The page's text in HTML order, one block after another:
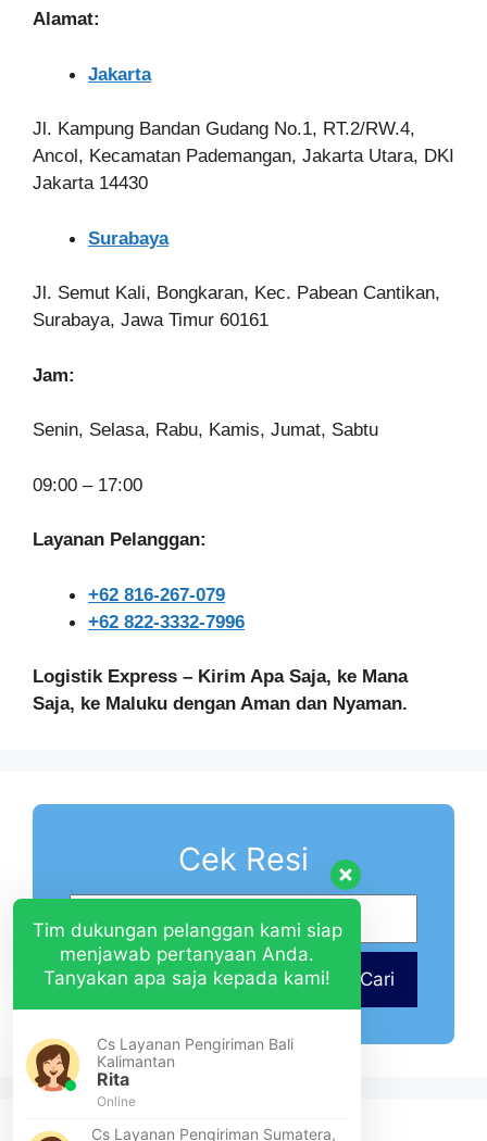
Alamat:
Jakarta
Jl. Kampung Bandan Gudang No.1, RT.2/RW.4,
Ancol, Kecamatan Pademangan, Jakarta Utara, DKI
Jakarta 14430
Surabaya
Jl. Semut Kali, Bongkaran, Kec. Pabean Cantikan,
Surabaya, Jawa Timur 60161
Jam:
Senin, Selasa, Rabu, Kamis, Jumat, Sabtu
09:00 – 17:00
Layanan Pelanggan:
+62 816-267-079
+62 822-3332-7996
Logistik Express – Kirim Apa Saja, ke Mana
Saja, ke Maluku dengan Aman dan Nyaman.
Cek Resi
Cari
Tim dukungan pelanggan kami siap
menjawab pertanyaan Anda.
Tanyakan apa saja kepada kami!
Cs Layanan Pengiriman Bali
Kalimantan
Rita
Online
Cs Layanan Pengiriman Sumatera,